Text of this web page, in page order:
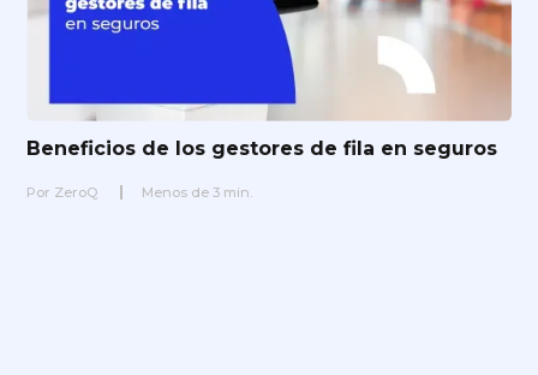
Beneficios de los gestores de fila en seguros
Por ZeroQ Menos de 3 min.